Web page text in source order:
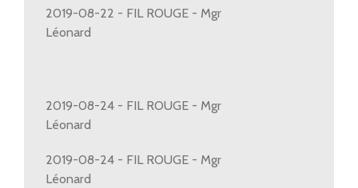
2019-08-22 - FIL ROUGE - Mgr
Léonard
2019-08-24 - FIL ROUGE - Mgr
Léonard
2019-08-24 - FIL ROUGE - Mgr
Léonard